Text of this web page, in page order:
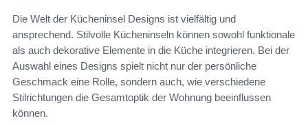
Die Welt der Kücheninsel Designs ist vielfältig und
ansprechend. Stilvolle Kücheninseln können sowohl funktionale
als auch dekorative Elemente in die Küche integrieren. Bei der
Auswahl eines Designs spielt nicht nur der persönliche
Geschmack eine Rolle, sondern auch, wie verschiedene
Stilrichtungen die Gesamtoptik der Wohnung beeinflussen
können.